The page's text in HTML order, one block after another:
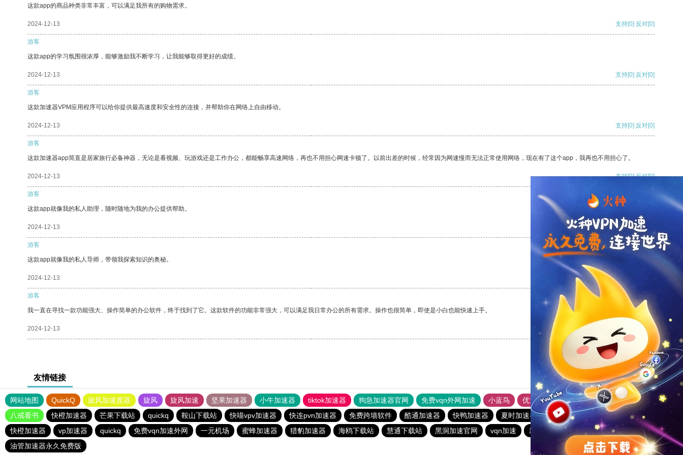
这款app的商品种类非常丰富，可以满足我所有的购物需求。
2024-12-13 支持[0] 反对[0]
游客
这款app的学习氛围很浓厚，能够激励我不断学习，让我能够取得更好的成绩。
2024-12-13 支持[0] 反对[0]
游客
这款加速器VPM应用程序可以给你提供最高速度和安全性的连接，并帮助你在网络上自由移动。
2024-12-13 支持[0] 反对[0]
游客
这款加速器app简直是居家旅行必备神器，无论是看视频、玩游戏还是工作办公，都能畅享高速网络，再也不用担心网速卡顿了。以前出差的时候，经常因为网速慢而无法正常使用网络，现在有了这个app，我再也不用担心了。
2024-12-13 支持[0] 反对[0]
游客
这款app就像我的私人助理，随时随地为我的办公提供帮助。
2024-12-13 支持[0] 反对
游客
这款app就像我的私人导师，带领我探索知识的奥秘。
2024-12-13 支持
游客
我一直在寻找一款功能强大、操作简单的办公软件，终于找到了它。这款软件的功能非常强大，可以满足我日常办公的所有需求。操作也很简单，即使是小白也能快速上手。
2024-12-13 支持 反对 [0]
友情链接
网站地图 QuickQ 旋风加速度器 旋风 旋风加速 坚果加速器 小牛加速器 tiktok加速器 狗急加速器官网 免费vqn外网加速 小蓝鸟 优途加速器官网 风驰加速器
旋风加速器
八戒看书
快橙加速器 芒果下载站 quickq 鞍山下载站 快喵vpv加速器 快连pvn加速器 免费跨墙软件 酷通加速器 快鸭加速器 夏时加速器 极光加速器
芒果加速器
快橙加速器
vp加速器 quickq 免费vqn加速外网 一元机场 蜜蜂加速器 猎豹加速器 海鸥下载站 慧通下载站 黑洞加速官网 vqn加速 新日港下载站
黑豹加速器
油管加速器永久免费版